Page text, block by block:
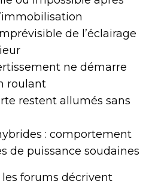
de l’éclairage
ne démarre
roulant
restent allumés sans
: comportement
de puissance soudaines
forums décrivent